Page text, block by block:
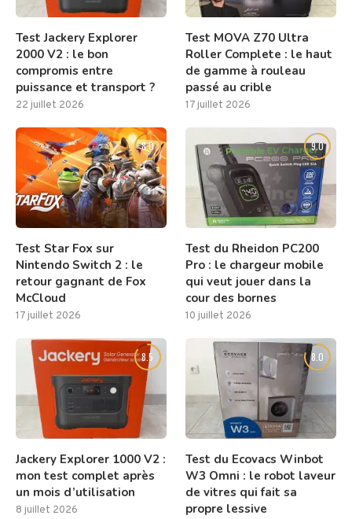
Test Jackery Explorer
2000 V2 : le bon
compromis entre
puissance et transport ?
22 juillet 2026
Test MOVA Z70 Ultra
Roller Complete : le haut
de gamme à rouleau
passé au crible
17 juillet 2026
8.0
Test Star Fox sur
Nintendo Switch 2 : le
retour gagnant de Fox
McCloud
17 juillet 2026
9.0
Test du Rheidon PC200
Pro : le chargeur mobile
qui veut jouer dans la
cour des bornes
10 juillet 2026
8.5
Jackery Explorer 1000 V2 :
mon test complet après
un mois d’utilisation
8 juillet 2026
8.0
Test du Ecovacs Winbot
W3 Omni : le robot laveur
de vitres qui fait sa
propre lessive